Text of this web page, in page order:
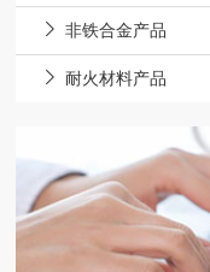
非铁合金产品
耐火材料产品